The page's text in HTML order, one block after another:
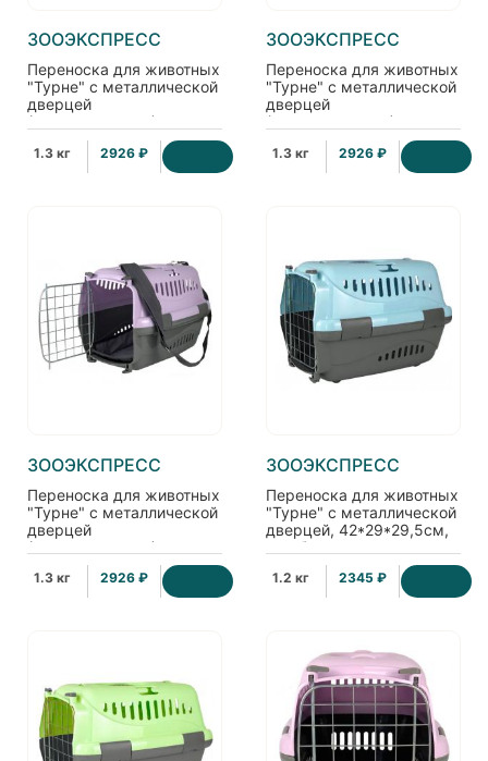
ЗООЭКСПРЕСС
Переноска для животных
"Турне" с металлической
дверцей
(коврик+ремень),
42*29*29,5см, голубая
1.3 кг 2926 ₽
ЗООЭКСПРЕСС
Переноска для животных
"Турне" с металлической
дверцей
(коврик+ремень),
42*29*29,5см, зеленая
1.3 кг 2926 ₽
ЗООЭКСПРЕСС
Переноска для животных
"Турне" с металлической
дверцей
(коврик+ремень),
42*29*29,5см,
фиолетовая
1.3 кг 2926 ₽
ЗООЭКСПРЕСС
Переноска для животных
"Турне" с металлической
дверцей, 42*29*29,5см,
голубая
1.2 кг 2345 ₽